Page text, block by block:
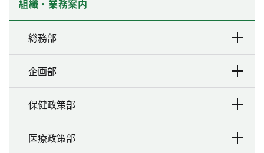
組織・業務案内
総務部
企画部
保健政策部
医療政策部